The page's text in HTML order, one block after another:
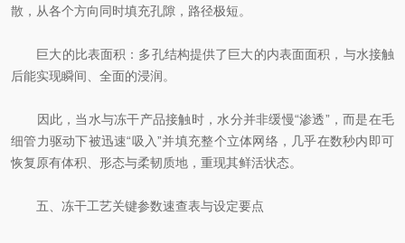
散，从各个方向同时填充孔隙，路径极短。
巨大的比表面积：多孔结构提供了巨大的内表面面积，与水接触
后能实现瞬间、全面的浸润。
因此，当水与冻干产品接触时，水分并非缓慢“渗透”，而是在毛
细管力驱动下被迅速“吸入”并填充整个立体网络，几乎在数秒内即可
恢复原有体积、形态与柔韧质地，重现其鲜活状态。
五、冻干工艺关键参数速查表与设定要点